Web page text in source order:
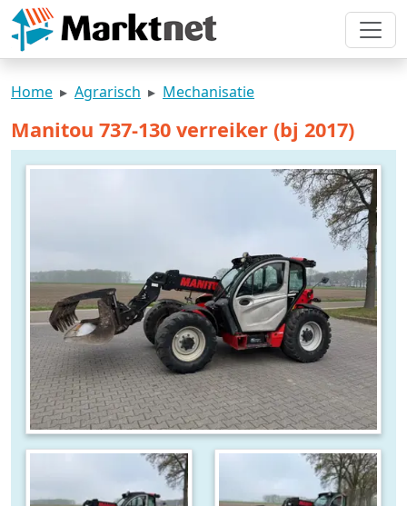
Home Agrarisch Mechanisatie
Manitou 737-130 verreiker (bj 2017)